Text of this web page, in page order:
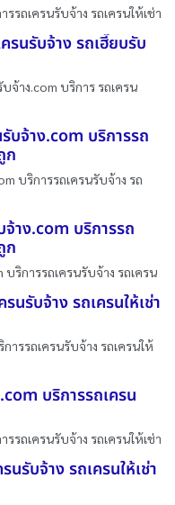
รรถเครนรับจ้าง รถเครนให้เช่า
รนรับจ้าง รถเฮี๊ยบรับ
จ้าง.com บริการ รถเครน
บจ้าง.com บริการรถ
ก
บริการรถเครนรับจ้าง รถ
จ้าง.com บริการรถ
ก
บริการรถเครนรับจ้าง รถเครน
นรับจ้าง รถเครนให้เช่า
ารรถเครนรับจ้าง รถเครนให้
บริการรถเครน
รถเครนรับจ้าง รถเครนให้เช่า
นรับจ้าง รถเครนให้เช่า